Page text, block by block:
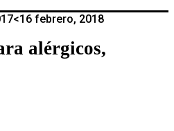
<16 febrero, 2018
alérgicos,